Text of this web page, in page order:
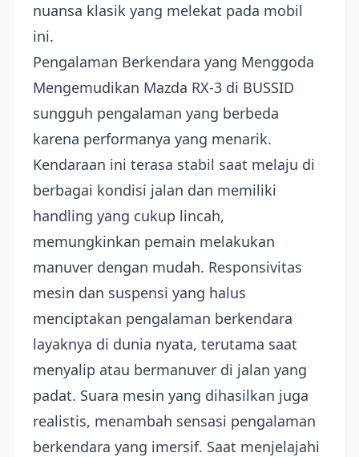
nuansa klasik yang melekat pada mobil
ini.
Pengalaman Berkendara yang Menggoda
Mengemudikan Mazda RX-3 di BUSSID
sungguh pengalaman yang berbeda
karena performanya yang menarik.
Kendaraan ini terasa stabil saat melaju di
berbagai kondisi jalan dan memiliki
handling yang cukup lincah,
memungkinkan pemain melakukan
manuver dengan mudah. Responsivitas
mesin dan suspensi yang halus
menciptakan pengalaman berkendara
layaknya di dunia nyata, terutama saat
menyalip atau bermanuver di jalan yang
padat. Suara mesin yang dihasilkan juga
realistis, menambah sensasi pengalaman
berkendara yang imersif. Saat menjelajahi